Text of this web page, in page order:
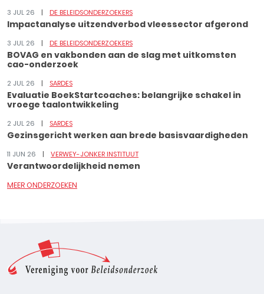
3 JUL 26 DE BELEIDSONDERZOEKERS
Impactanalyse uitzendverbod vleessector afgerond
3 JUL 26 DE BELEIDSONDERZOEKERS
BOVAG en vakbonden aan de slag met uitkomsten
cao-onderzoek
2 JUL 26 SARDES
Evaluatie BoekStartcoaches: belangrijke schakel in
vroege taalontwikkeling
2 JUL 26 SARDES
Gezinsgericht werken aan brede basisvaardigheden
11 JUN 26 VERWEY-JONKER INSTITUUT
Verantwoordelijkheid nemen
MEER ONDERZOEKEN